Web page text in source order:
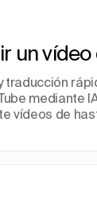
un vídeo
traducción
mediante
vídeos de